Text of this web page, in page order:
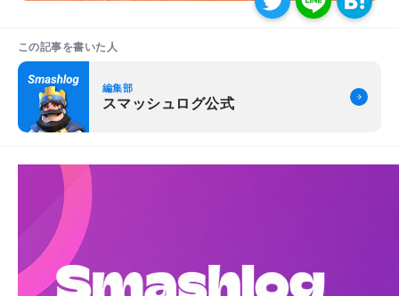
この記事を書いた人
編集部
スマッシュログ公式